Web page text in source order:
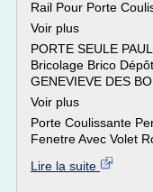
Rail Pour Porte
Voir plus
PORTE SEULE
Bricolage Brico
GENEVIEVE DES
Voir plus
Porte Coulissante
Fenetre Avec Volet
Lire la suite